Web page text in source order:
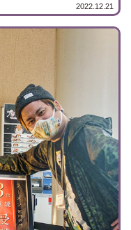
2022.12.21